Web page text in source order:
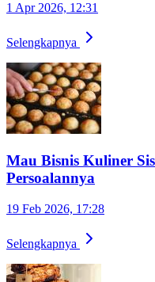
1 Apr 2026, 12:31
Selengkapnya
Mau Bisnis Kuliner
Persoalannya
19 Feb 2026, 17:28
Selengkapnya